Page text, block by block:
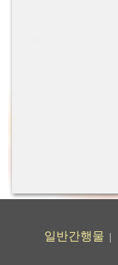
일반간행물